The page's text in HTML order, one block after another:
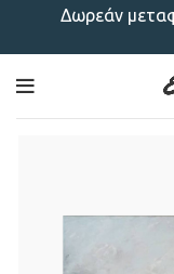
Δωρεάν